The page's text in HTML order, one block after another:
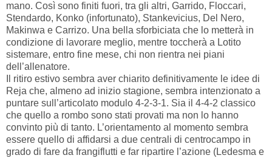
mano. Così sono finiti fuori, tra gli altri, Garrido, Floccari,
Stendardo, Konko (infortunato), Stankevicius, Del Nero,
Makinwa e Carrizo. Una bella sforbiciata che lo metterà in
condizione di lavorare meglio, mentre toccherà a Lotito
sistemare, entro fine mese, chi non rientra nei piani
dell’allenatore.
Il ritiro estivo sembra aver chiarito definitivamente le idee di
Reja che, almeno ad inizio stagione, sembra intenzionato a
puntare sull’articolato modulo 4-2-3-1. Sia il 4-4-2 classico
che quello a rombo sono stati provati ma non lo hanno
convinto più di tanto. L’orientamento al momento sembra
essere quello di affidarsi a due centrali di centrocampo in
grado di fare da frangiflutti e far ripartire l’azione (Ledesma e